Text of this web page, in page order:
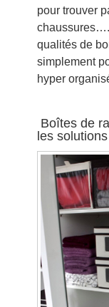
pour trouver
chaussures….
qualités de
simplement
hyper
Boîtes de
les